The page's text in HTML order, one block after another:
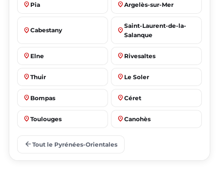
place Pia place Argelès-sur-Mer
place Cabestany place
Saint-Laurent-de-la-
Salanque
place Elne place Rivesaltes
place Thuir place Le Soler
place Bompas place Céret
place Toulouges place Canohès
place
arrow_back Tout le Pyrénées-Orientales